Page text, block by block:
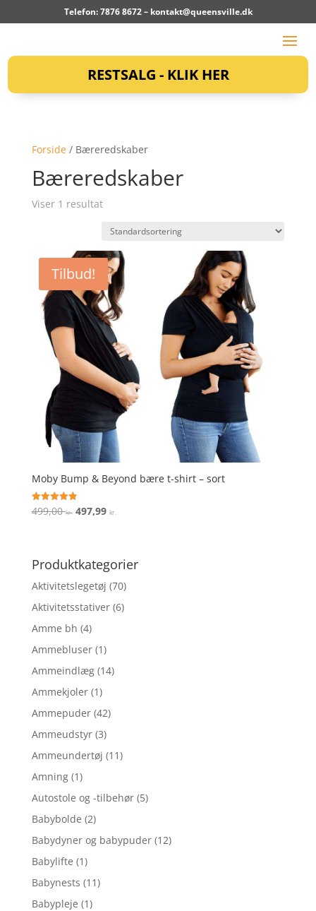
Telefon: 7876 8672 – kontakt@queensville.dk
RESTSALG - KLIK HER
Forside/ Bæreredskaber
Bæreredskaber
Viser 1 resultat
Tilbud!
Moby Bump & Beyond bære t-shirt – sort
Vurderet
4.9
499,00kr. Den
var:
499,00 kr..
497,99 kr.
er:
Produktkategorier
Aktivitetslegetøj (70)
Aktivitetsstativer (6)
Amme bh (4)
Ammebluser (1)
Ammeindlæg (14)
Ammekjoler (1)
Ammepuder (42)
Ammeudstyr (3)
Ammeundertøj (11)
Amning (1)
Autostole og -tilbehør (5)
Babybolde (2)
Babydyner og babypuder (12)
Babylifte (1)
Babynests (11)
Babypleje (1)